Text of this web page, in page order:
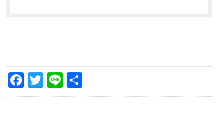
Facebook
Twitter
Line
有